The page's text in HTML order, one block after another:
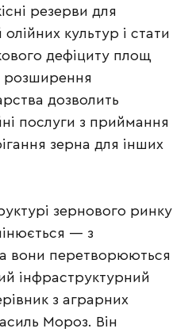
резерви для
культур і стати
дефіциту площ
розширення
дозволить
послуги з приймання
зерна для інших
зернового ринку
— з
вони перетворюються
інфраструктурний
з аграрних
Мороз. Він